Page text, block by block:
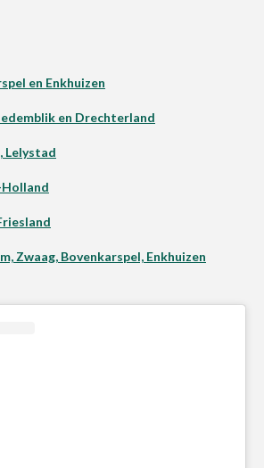
en Enkhuizen
en Drechterland
Lelystad
Zwaag, Bovenkarspel, Enkhuizen